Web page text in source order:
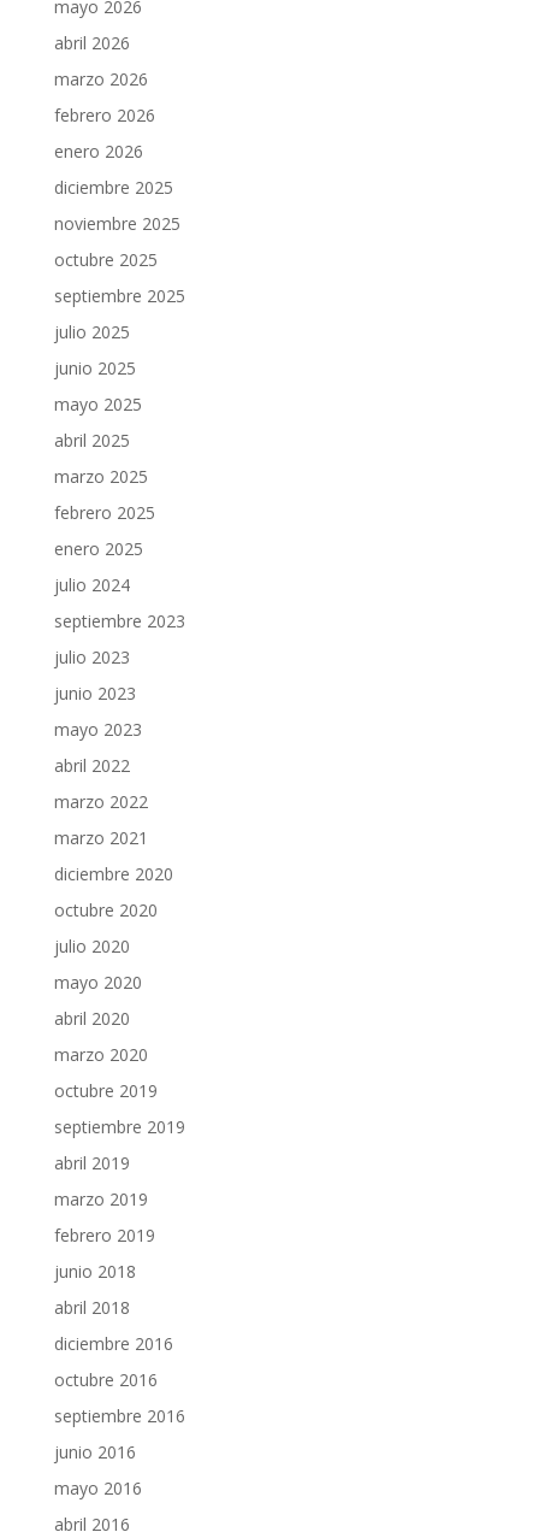
mayo 2026
abril 2026
marzo 2026
febrero 2026
enero 2026
diciembre 2025
noviembre 2025
octubre 2025
septiembre 2025
julio 2025
junio 2025
mayo 2025
abril 2025
marzo 2025
febrero 2025
enero 2025
julio 2024
septiembre 2023
julio 2023
junio 2023
mayo 2023
abril 2022
marzo 2022
marzo 2021
diciembre 2020
octubre 2020
julio 2020
mayo 2020
abril 2020
marzo 2020
octubre 2019
septiembre 2019
abril 2019
marzo 2019
febrero 2019
junio 2018
abril 2018
diciembre 2016
octubre 2016
septiembre 2016
junio 2016
mayo 2016
abril 2016